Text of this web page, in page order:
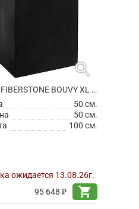
search
КАШПО FIBERSTONE BOUVY XL BLACK
50 см.
50 см.
100 см.
ожидается 13.08.26г.
95 648 ₽
shopping_cart